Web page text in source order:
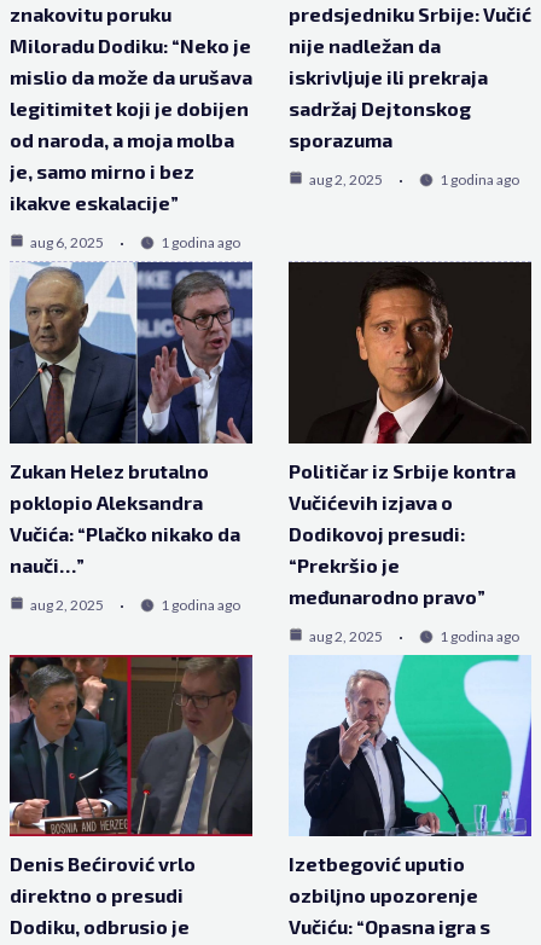
znakovitu poruku
Miloradu Dodiku: “Neko je
mislio da može da urušava
legitimitet koji je dobijen
od naroda, a moja molba
je, samo mirno i bez
ikakve eskalacije”
aug 6, 2025 1 godina ago
predsjedniku Srbije: Vučić
nije nadležan da
iskrivljuje ili prekraja
sadržaj Dejtonskog
sporazuma
aug 2, 2025 1 godina ago
Zukan Helez brutalno
poklopio Aleksandra
Vučića: “Plačko nikako da
nauči…”
aug 2, 2025 1 godina ago
Političar iz Srbije kontra
Vučićevih izjava o
Dodikovoj presudi:
“Prekršio je
međunarodno pravo”
aug 2, 2025 1 godina ago
Denis Bećirović vrlo
direktno o presudi
Dodiku, odbrusio je
Izetbegović uputio
ozbiljno upozorenje
Vučiću: “Opasna igra s